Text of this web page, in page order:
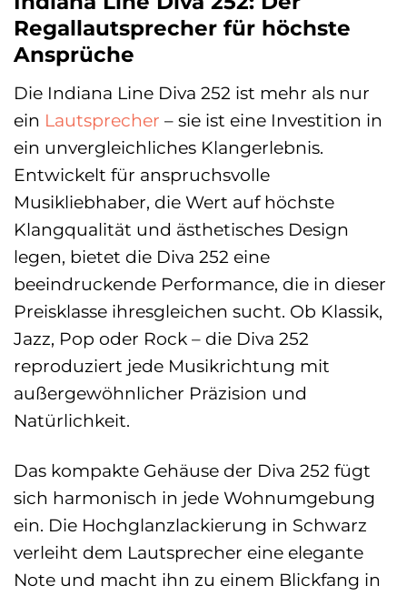
Regallautsprecher für höchste
Ansprüche
Die Indiana Line Diva 252 ist mehr als nur
ein Lautsprecher – sie ist eine Investition in
ein unvergleichliches Klangerlebnis.
Entwickelt für anspruchsvolle
Musikliebhaber, die Wert auf höchste
Klangqualität und ästhetisches Design
legen, bietet die Diva 252 eine
beeindruckende Performance, die in dieser
Preisklasse ihresgleichen sucht. Ob Klassik,
Jazz, Pop oder Rock – die Diva 252
reproduziert jede Musikrichtung mit
außergewöhnlicher Präzision und
Natürlichkeit.
Das kompakte Gehäuse der Diva 252 fügt
sich harmonisch in jede Wohnumgebung
ein. Die Hochglanzlackierung in Schwarz
verleiht dem Lautsprecher eine elegante
Note und macht ihn zu einem Blickfang in